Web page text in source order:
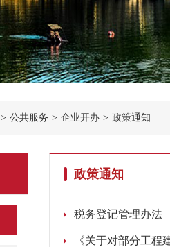
> 公共服务 > 企业开办 > 政策通知
政策通知
税务登记管理办法
《关于对部分工程